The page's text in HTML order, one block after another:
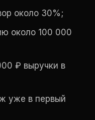
около 30%;
около 100 000
₽ выручки в
уже в первый